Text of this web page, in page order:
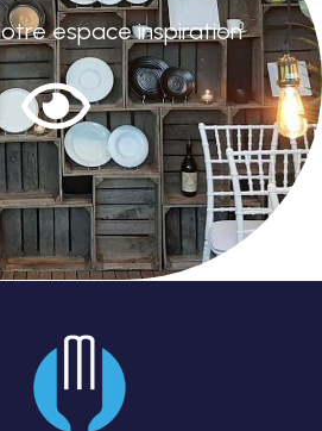
espace inspiration